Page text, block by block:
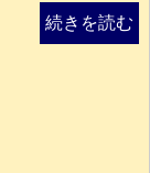
続きを読む